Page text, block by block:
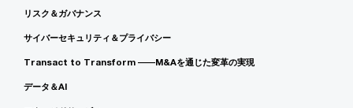
リスク＆ガバナンス
サイバーセキュリティ＆プライバシー
Transact to Transform ――M&Aを通じた変革の実現
データ＆AI